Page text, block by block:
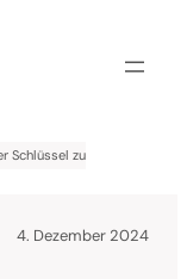
Schlüssel zu
4. Dezember 2024